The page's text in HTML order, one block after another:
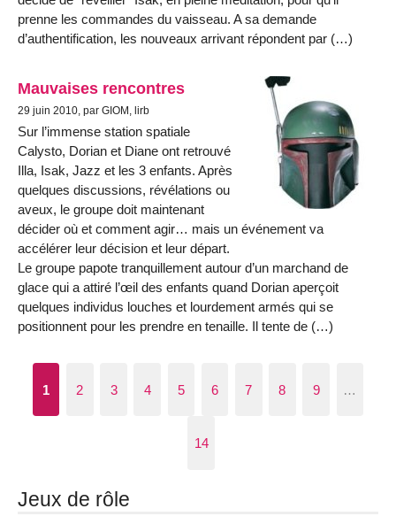
prenne les commandes du vaisseau. A sa demande
d’authentification, les nouveaux arrivant répondent par (…)
Mauvaises rencontres
29 juin 2010, par GIOM, lirb
Sur l’immense station spatiale
Calysto, Dorian et Diane ont retrouvé
Illa, Isak, Jazz et les 3 enfants. Après
quelques discussions, révélations ou
aveux, le groupe doit maintenant
décider où et comment agir… mais un événement va
accélérer leur décision et leur départ.
Le groupe papote tranquillement autour d’un marchand de
glace qui a attiré l’œil des enfants quand Dorian aperçoit
quelques individus louches et lourdement armés qui se
positionnent pour les prendre en tenaille. Il tente de (…)
1 2 3 4 5 6 7 8 9 …
14
Jeux de rôle